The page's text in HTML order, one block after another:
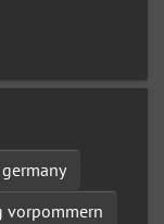
germany
vorpommern